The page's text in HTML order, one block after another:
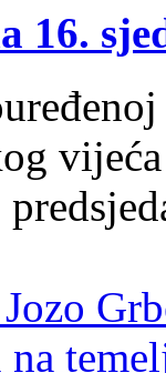
16.